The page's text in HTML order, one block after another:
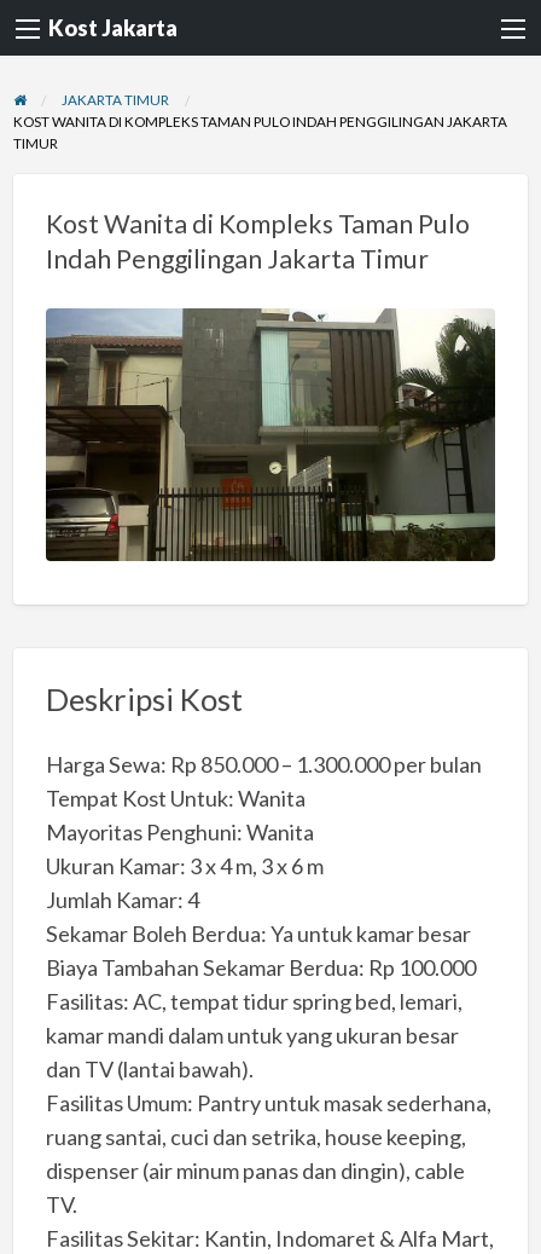
Kost Jakarta
JAKARTA TIMUR
KOST WANITA DI KOMPLEKS TAMAN PULO INDAH PENGGILINGAN JAKARTA
TIMUR
Kost Wanita di Kompleks Taman Pulo
Indah Penggilingan Jakarta Timur
Deskripsi Kost
Harga Sewa: Rp 850.000 – 1.300.000 per bulan
Tempat Kost Untuk: Wanita
Mayoritas Penghuni: Wanita
Ukuran Kamar: 3 x 4 m, 3 x 6 m
Jumlah Kamar: 4
Sekamar Boleh Berdua: Ya untuk kamar besar
Biaya Tambahan Sekamar Berdua: Rp 100.000
Fasilitas: AC, tempat tidur spring bed, lemari,
kamar mandi dalam untuk yang ukuran besar
dan TV (lantai bawah).
Fasilitas Umum: Pantry untuk masak sederhana,
ruang santai, cuci dan setrika, house keeping,
dispenser (air minum panas dan dingin), cable
TV.
Fasilitas Sekitar: Kantin, Indomaret & Alfa Mart,